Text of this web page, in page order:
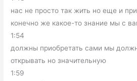
нас не просто так жить но еще и
конечно же какое-то знание мы с
1:54
должны приобретать сами мы
открывать но значительную
1:59